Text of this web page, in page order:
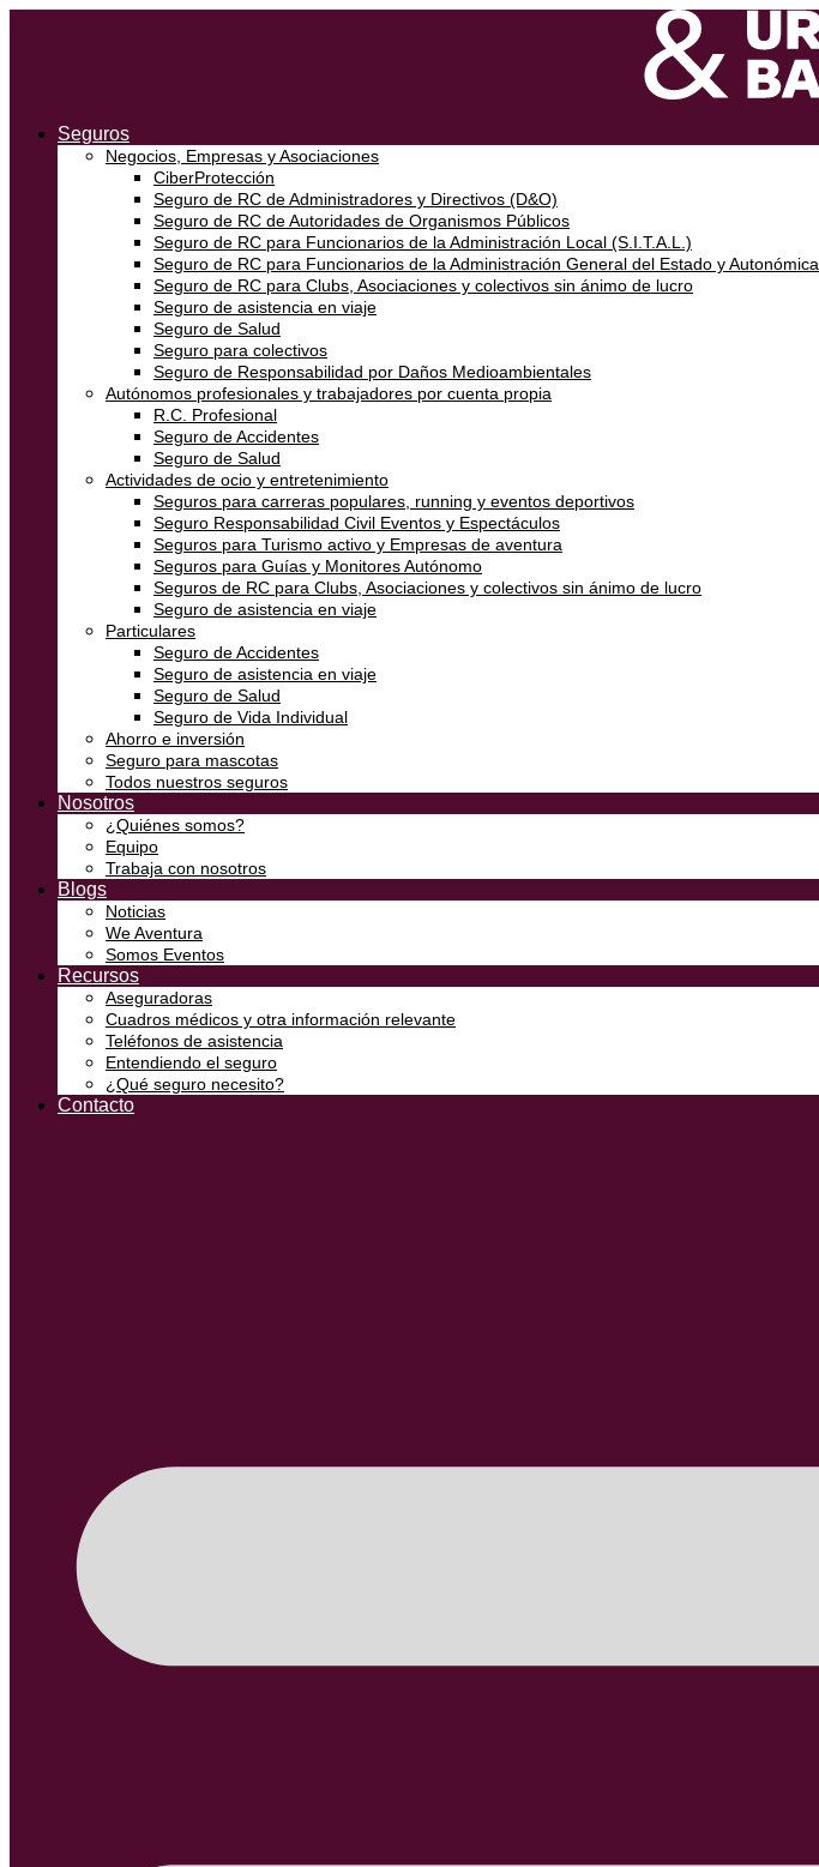
Seguros
Negocios, Empresas y Asociaciones
CiberProtección
Seguro de RC de Administradores y Directivos (D&O)
Seguro de RC de Autoridades de Organismos Públicos
Seguro de RC para Funcionarios de la Administración Local (S.I.T.A.L.)
Seguro de RC para Funcionarios de la Administración General del Estado y Autonómica
Seguro de RC para Clubs, Asociaciones y colectivos sin ánimo de lucro
Seguro de asistencia en viaje
Seguro de Salud
Seguro para colectivos
Seguro de Responsabilidad por Daños Medioambientales
Autónomos profesionales y trabajadores por cuenta propia
R.C. Profesional
Seguro de Accidentes
Seguro de Salud
Actividades de ocio y entretenimiento
Seguros para carreras populares, running y eventos deportivos
Seguro Responsabilidad Civil Eventos y Espectáculos
Seguros para Turismo activo y Empresas de aventura
Seguros para Guías y Monitores Autónomo
Seguros de RC para Clubs, Asociaciones y colectivos sin ánimo de lucro
Seguro de asistencia en viaje
Particulares
Seguro de Accidentes
Seguro de asistencia en viaje
Seguro de Salud
Seguro de Vida Individual
Ahorro e inversión
Seguro para mascotas
Todos nuestros seguros
Nosotros
¿Quiénes somos?
Equipo
Trabaja con nosotros
Blogs
Noticias
We Aventura
Somos Eventos
Recursos
Aseguradoras
Cuadros médicos y otra información relevante
Teléfonos de asistencia
Entendiendo el seguro
¿Qué seguro necesito?
Contacto